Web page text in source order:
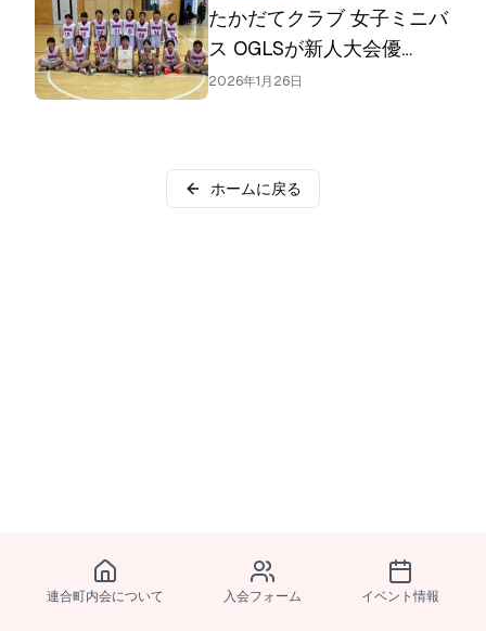
たかだてクラブ 女子ミニバ
ス OGLSが新人大会優
勝！“おがる”力で地域に元
2026年1月26日
ホームに戻る
連合町内会について 入会フォーム イベント情報